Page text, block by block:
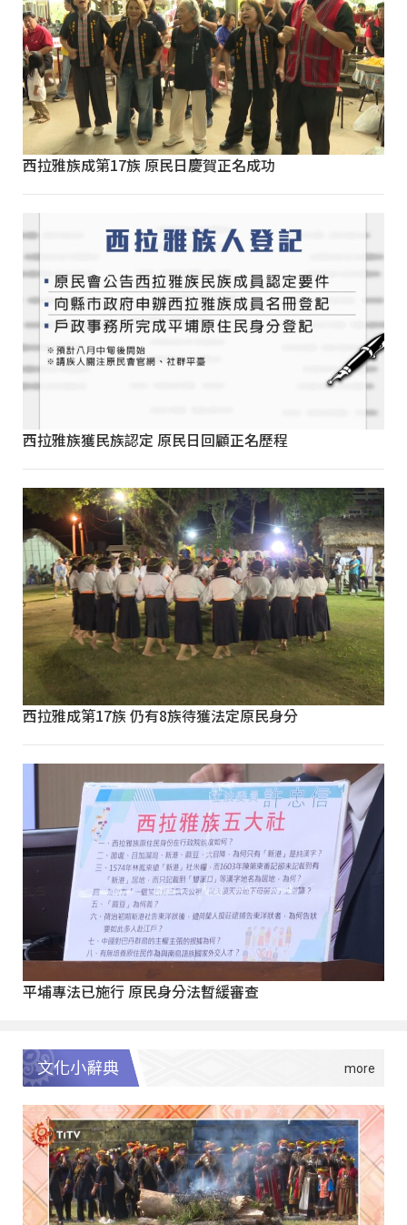
西拉雅族成第17族 原民日慶賀正名成功
西拉雅族獲民族認定 原民日回顧正名歷程
西拉雅成第17族 仍有8族待獲法定原民身分
平埔專法已施行 原民身分法暫緩審查
文化小辭典